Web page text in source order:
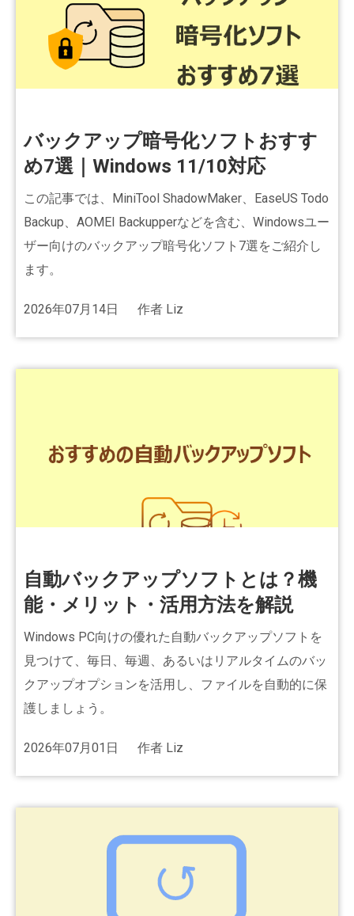
バックアップ暗号化ソフトおすす
め7選｜Windows 11/10対応
この記事では、MiniTool ShadowMaker、EaseUS Todo
Backup、AOMEI Backupperなどを含む、Windowsユー
ザー向けのバックアップ暗号化ソフト7選をご紹介し
ます。
2026年07月14日 作者 Liz
自動バックアップソフトとは？機
能・メリット・活用方法を解説
Windows PC向けの優れた自動バックアップソフトを
見つけて、毎日、毎週、あるいはリアルタイムのバッ
クアップオプションを活用し、ファイルを自動的に保
護しましょう。
2026年07月01日 作者 Liz